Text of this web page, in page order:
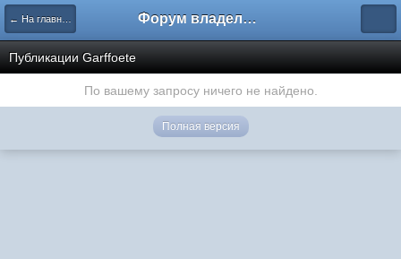
← На главную Форум владельцев интернет-магазинов
Публикации Garffoete
По вашему запросу ничего не найдено.
Полная версия